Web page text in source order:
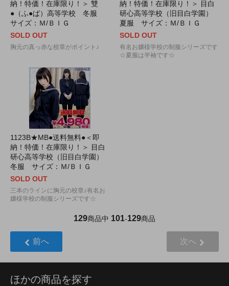
納！特価！在庫限り！＞ 雙
●（ふ●ば）高等学校 冬服
サイズ：Ｍ/ＢＩＧ
SOLD OUT
胸元の真っ赤な校章がポイント♪
納！特価！在庫限り！＞ 目白
研心高等学校（旧目白学園）
夏服 サイズ：Ｍ/ＢＩＧ
SOLD OUT
有名お嬢様学校の制服シリーズです
☆夏服は半袖です☆
1123B★MB●送料無料●＜即
納！特価！在庫限り！＞ 目白
研心高等学校（旧目白学園）
冬服 サイズ：Ｍ/ＢＩＧ
SOLD OUT
三本のラインに胸元の校章♪有名お
嬢様学校の制服シリーズです☆
129商品中 101-129商品
前へ 次へ
ほかの商品を探す